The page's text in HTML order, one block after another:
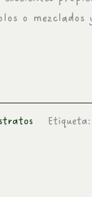
o
Etiqueta: